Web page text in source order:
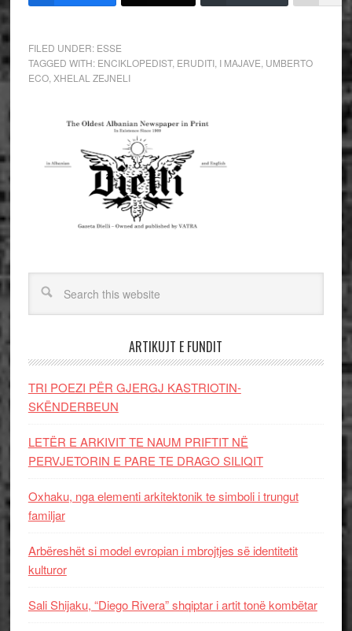
FILED UNDER: ESSE
TAGGED WITH: ENCIKLOPEDIST, ERUDITI, I MAJAVE UMBERTO
ECO, XHELAL ZEJNELI
ARTIKUJT E FUNDIT
TRI POEZI PËR GJERGJ KASTRIOTIN-
SKËNDERBEUN
LETËR E ARKIVIT TE NAUM PRIFTIT NË
PERVJETORIN E PARE TE DRAGO SILIQIT
Oxhaku, nga elementi arkitektonik te simboli i trungut
familjar
Arbëreshët si model evropian i mbrojtjes së identitetit
kulturor
Sali Shijaku, “Diego Rivera” shqiptar i artit tonë kombëtar